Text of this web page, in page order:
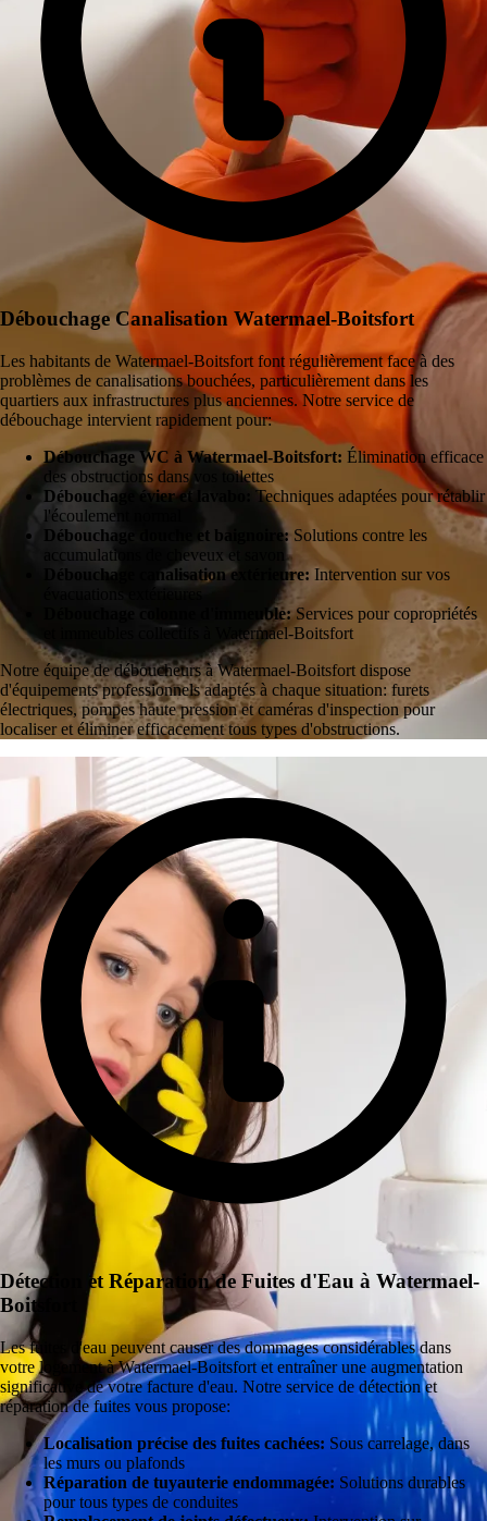
Débouchage Canalisation Watermael-Boitsfort
Les habitants de Watermael-Boitsfort font régulièrement face à des
problèmes de canalisations bouchées, particulièrement dans les
quartiers aux infrastructures plus anciennes. Notre service de
débouchage intervient rapidement pour:
Débouchage WC à Watermael-Boitsfort: Élimination efficace
des obstructions dans vos toilettes
Débouchage évier et lavabo:
Techniques adaptées pour rétablir
l'écoulement normal
Débouchage douche et baignoire: Solutions contre les
accumulations de cheveux et savon
Débouchage canalisation extérieure: Intervention sur vos
Débouchage colonne d'immeuble:Services pour copropriétés
et immeubles collectifs à Watermael-Boitsfort
Notre équipe de déboucheurs à Watermael-Boitsfort dispose
d'équipements professionnels adaptés à chaque situation: furets
électriques, pompes haute pression et caméras d'inspection pour
localiser et éliminer efficacement tous types d'obstructions.
Détection et Réparation de Fuites d'Eau à Watermael-
Boitsfort
Les fuites d'eau peuvent causer des dommages considérables dans
votre logement à Watermael-Boitsfort et entraîner une augmentation
significative de votre facture d'eau. Notre service de détection et
réparation de fuites vous propose:
Localisation précise des fuites cachées: Sous carrelage, dans
les murs ou plafonds
Réparation de tuyauterie endommagée: Solutions durables
pour tous types de conduites